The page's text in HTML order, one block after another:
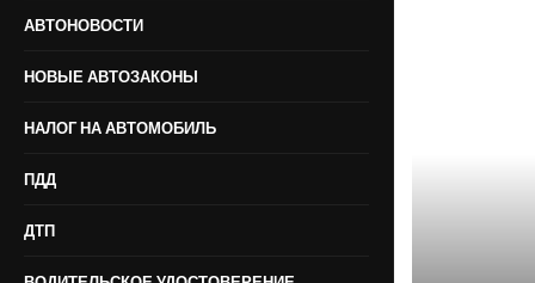
АВТОНОВОСТИ
НОВЫЕ АВТОЗАКОНЫ
НАЛОГ НА АВТОМОБИЛЬ
ПДД
ДТП